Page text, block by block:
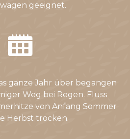
geeignet.
ganze Jahr über begangen
Weg bei Regen. Fluss
von Anfang Sommer
Herbst trocken.